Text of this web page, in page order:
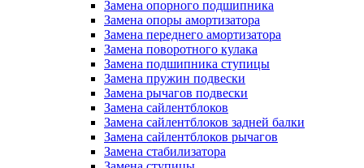
Замена опорного подшипника
Замена опоры амортизатора
Замена переднего амортизатора
Замена поворотного кулака
Замена подшипника ступицы
Замена пружин подвески
Замена рычагов подвески
Замена сайлентблоков
Замена сайлентблоков задней балки
Замена сайлентблоков рычагов
Замена стабилизатора